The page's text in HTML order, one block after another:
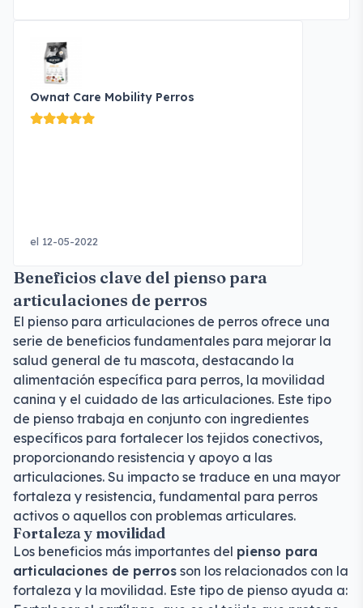
Ownat Care Mobility Perros
el 12-05-2022
Beneficios clave del pienso para
articulaciones de perros
El pienso para articulaciones de perros ofrece una
serie de beneficios fundamentales para mejorar la
salud general de tu mascota, destacando la
alimentación específica para perros, la movilidad
canina y el cuidado de las articulaciones. Este tipo
de pienso trabaja en conjunto con ingredientes
específicos para fortalecer los tejidos conectivos,
proporcionando resistencia y apoyo a las
articulaciones. Su impacto se traduce en una mayor
fortaleza y resistencia, fundamental para perros
activos o aquellos con problemas articulares.
Fortaleza y movilidad
Los beneficios más importantes del pienso para
articulaciones de perros son los relacionados con la
fortaleza y la movilidad. Este tipo de pienso ayuda a: